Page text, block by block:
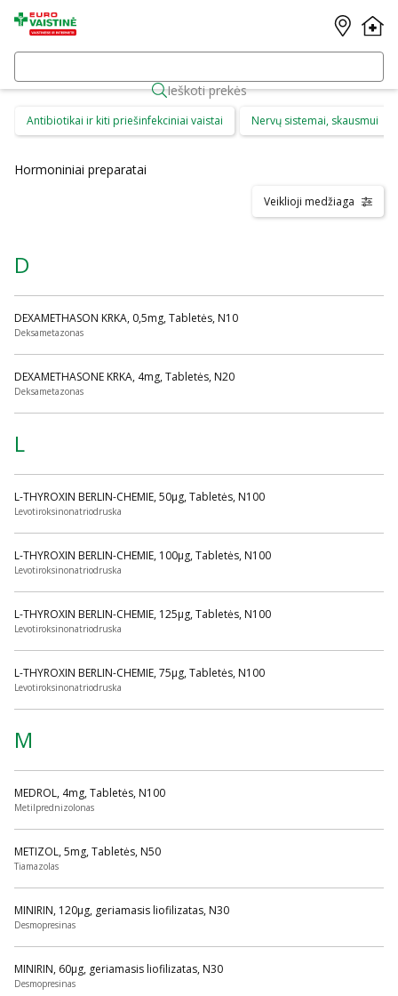
Ieškoti prekės
Antibiotikai ir kiti priešinfekciniai vaistai Nervų sistemai, skausmui
Hormoniniai preparatai
Veiklioji medžiaga
D
DEXAMETHASON KRKA, 0,5mg, Tabletės, N10
Deksametazonas
DEXAMETHASONE KRKA, 4mg, Tabletės, N20
Deksametazonas
L
L-THYROXIN BERLIN-CHEMIE, 50µg, Tabletės, N100
Levotiroksinonatriodruska
L-THYROXIN BERLIN-CHEMIE, 100µg, Tabletės, N100
Levotiroksinonatriodruska
L-THYROXIN BERLIN-CHEMIE, 125µg, Tabletės, N100
Levotiroksinonatriodruska
L-THYROXIN BERLIN-CHEMIE, 75µg, Tabletės, N100
Levotiroksinonatriodruska
M
MEDROL, 4mg, Tabletės, N100
Metilprednizolonas
METIZOL, 5mg, Tabletės, N50
Tiamazolas
MINIRIN, 120µg, geriamasis liofilizatas, N30
Desmopresinas
MINIRIN, 60µg, geriamasis liofilizatas, N30
Desmopresinas